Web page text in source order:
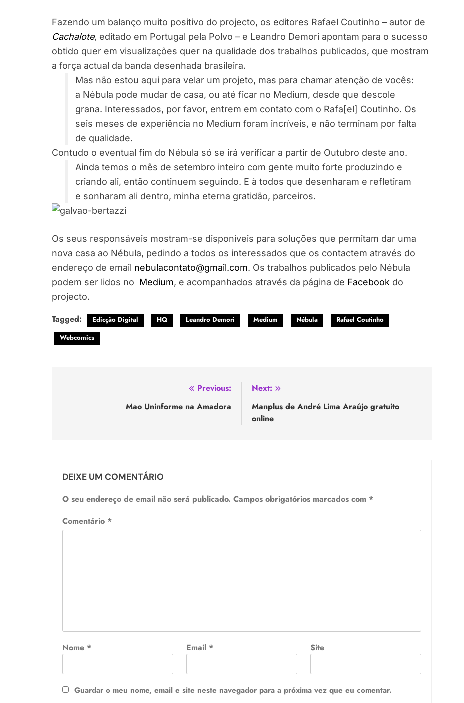
Fazendo um balanço muito positivo do projecto, os editores Rafael Coutinho – autor de
Cachalote, editado em Portugal pela Polvo – e Leandro Demori apontam para o sucesso
obtido quer em visualizações quer na qualidade dos trabalhos publicados, que mostram
a força actual da banda desenhada brasileira.
Mas não estou aqui para velar um projeto, mas para chamar atenção de vocês:
a Nébula pode mudar de casa, ou até ficar no Medium, desde que descole
grana. Interessados, por favor, entrem em contato com o Rafa[el] Coutinho. Os
seis meses de experiência no Medium foram incríveis, e não terminam por falta
de qualidade.
Contudo o eventual fim do Nébula só se irá verificar a partir de Outubro deste ano.
Ainda temos o mês de setembro inteiro com gente muito forte produzindo e
criando ali, então continuem seguindo. E à todos que desenharam e refletiram
e sonharam ali dentro, minha eterna gratidão, parceiros.
Os seus responsáveis mostram-se disponíveis para soluções que permitam dar uma
nova casa ao Nébula, pedindo a todos os interessados que os contactem através do
endereço de email nebulacontato@gmail.com. Os trabalhos publicados pelo Nébula
podem ser lidos no Medium, e acompanhados através da página de Facebook do
projecto.
Tagged: Edicção Digital HQ Leandro Demori Medium Nébula
Rafael Coutinho
Webcomics
Previous:
Mao Uninforme na Amadora
Next:
Manplus de André Lima Araújo gratuito
online
DEIXE UM COMENTÁRIO
O seu endereço de email não será publicado. Campos obrigatórios marcados com *
Comentário *
Nome * Email * Site
Guardar o meu nome, email e site neste navegador para a próxima vez que eu comentar.